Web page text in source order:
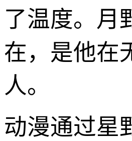
了温度。月
在，是他在
人。
动漫通过星